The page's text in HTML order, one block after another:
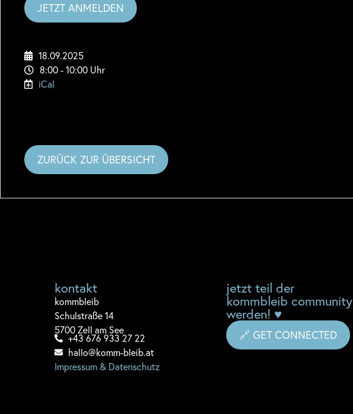
JETZT ANMELDEN
18.09.2025
8:00 - 10:00 Uhr
iCal
ZURÜCK ZUR ÜBERSICHT
kontakt
kommbleib
Schulstraße 14
5700 Zell am See
+43 676 933 27 22
hallo@komm-bleib.at
Impressum & Datenschutz
jetzt teil der
kommbleib community
werden! ♥
🔗 GET CONNECTED